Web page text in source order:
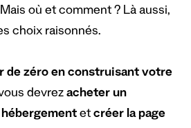
où et comment ? Là aussi,
choix raisonnés.
de zéro en construisant votre
devrezacheter un
hébergement etcréer la page